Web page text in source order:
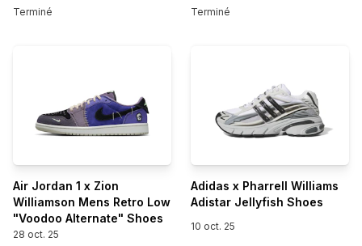
Terminé
Terminé
Air Jordan 1 x Zion
Williamson Mens Retro Low
"Voodoo Alternate" Shoes
28 oct. 25
Adidas x Pharrell Williams
Adistar Jellyfish Shoes
10 oct. 25